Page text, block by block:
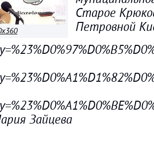
Старое
Петровной
Зайцева